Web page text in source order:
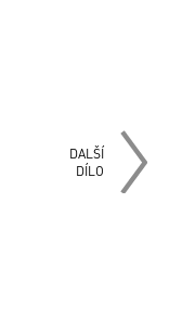
DALŠÍ
DÍLO